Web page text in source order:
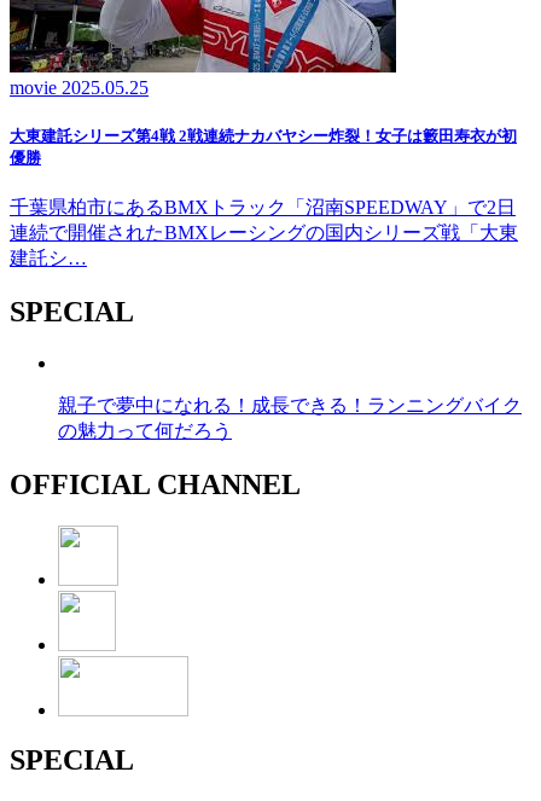
movie 2025.05.25
大東建託シリーズ第4戦 2戦連続ナカバヤシー炸裂！女子は籔田寿衣が初
優勝
千葉県柏市にあるBMXトラック「沼南SPEEDWAY」で2日
連続で開催されたBMXレーシングの国内シリーズ戦「大東
建託シ…
SPECIAL
親子で夢中になれる！成長できる！ランニングバイク
の魅力って何だろう
OFFICIAL CHANNEL
SPECIAL